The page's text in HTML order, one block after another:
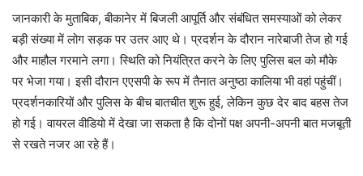
जानकारी के मुताबिक, बीकानेर में बिजली आपूर्ति और संबंधित समस्याओं को लेकर
बड़ी संख्या में लोग सड़क पर उतर आए थे। प्रदर्शन के दौरान नारेबाजी तेज हो गई
और माहौल गरमाने लगा। स्थिति को नियंत्रित करने के लिए पुलिस बल को मौके
पर भेजा गया। इसी दौरान एएसपी के रूप में तैनात अनुष्ठा कालिया भी वहां पहुंचीं।
प्रदर्शनकारियों और पुलिस के बीच बातचीत शुरू हुई, लेकिन कुछ देर बाद बहस तेज
हो गई। वायरल वीडियो में देखा जा सकता है कि दोनों पक्ष अपनी-अपनी बात मजबूती
से रखते नजर आ रहे हैं।